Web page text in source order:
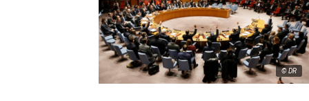
© DR